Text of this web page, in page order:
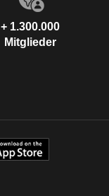
+ 1.300.000
Mitglieder